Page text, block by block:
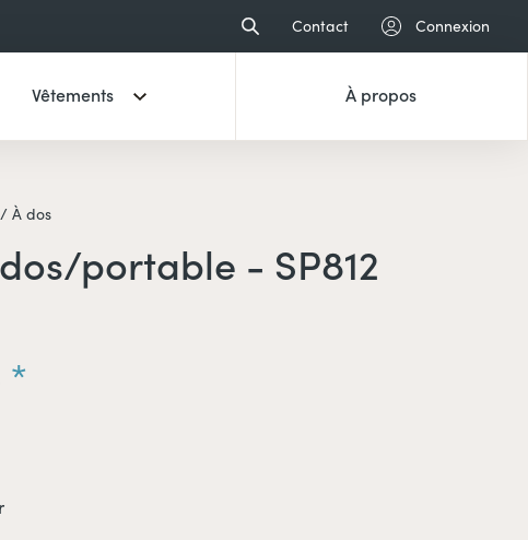
Contact Connexion
Vêtements À propos
À dos
portable - SP812